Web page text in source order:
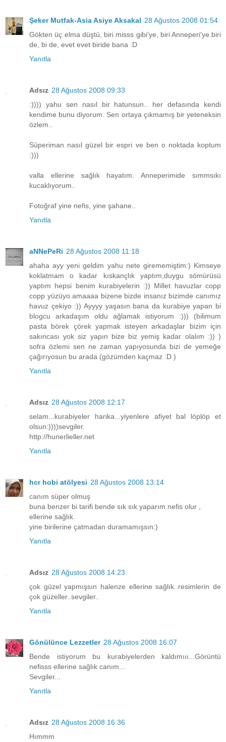
Şeker Mutfak-Asia Asiye Aksakal 28 Ağustos 2008 01:54
Gökten üç elma düştü, biri misss gibi'ye, biri Anneperi'ye.biri
de, bi de, evet evet biride bana :D
Yanıtla
Adsız 28 Ağustos 2008 09:33
:)))) yahu sen nasıl bir hatunsun.. her defasında kendi
kendime bunu diyorum. Sen ortaya çıkmamış bir yeteneksin
özlem..
Süperiman nasıl güzel bir espri ve ben o noktada koptum
:)))
valla ellerine sağlık hayatım. Anneperimide sımmsıkı
kucaklıyorum..
Fotoğraf yine nefis, yine şahane..
Yanıtla
aNNePeRi 28 Ağustos 2008 11:18
ahaha ayy yeni geldim yahu nete girememiştim:) Kimseye
koklatmam o kadar kıskançlık yaptım,duygu sömürüsü
yaptım hepsi benim kurabiyelerin :)) Millet havuzlar copp
copp yüzüyo amaaaa bizene bizde insanız bizimde canımız
havuz çekiyo :)) Ayyyy yaşasın bana da kurabiye yapan bi
blogcu arkadaşım oldu ağlamak istiyorum :))) (bilimum
pasta börek çörek yapmak isteyen arkadaşlar bizim için
sakıncası yok siz yapın bize biz yemiş kadar olalım :)) )
sofra özlemi sen ne zaman yapıyosunda bizi de yemeğe
çağırıyosun bu arada (gözümden kaçmaz :D )
Yanıtla
Adsız 28 Ağustos 2008 12:17
selam...kurabiyeler harika...yiyenlere afiyet bal löplöp et
olsun:))))sevgiler.
http://hunerlieller.net
Yanıtla
hcr hobi atölyesi 28 Ağustos 2008 13:14
canım süper olmuş
buna benzer bi tarifi bende sık sık yaparım nefis olur ,
ellerine sağlık.
yine birilerine çatmadan duramamışsın:)
Yanıtla
Adsız 28 Ağustos 2008 14:23
çok güzel yapmışsın halenze ellerine sağlık..resimlerin de
çok güzeller..sevgiler..
Yanıtla
Gönülünce Lezzetler 28 Ağustos 2008 16:07
Bende istiyorum bu kurabiyelerden kaldımııı...Görüntü
nefisss ellerine sağlık canım...
Sevgiler...
Yanıtla
Adsız 28 Ağustos 2008 16:36
Hımmm